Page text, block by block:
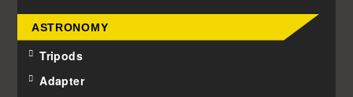
ASTRONOMY
Tripods
Adapter